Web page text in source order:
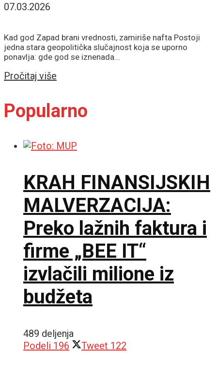
07.03.2026
Kad god Zapad brani vrednosti, zamiriše nafta Postoji
jedna stara geopolitička slučajnost koja se uporno
ponavlja: gde god se iznenada...
Pročitaj više
Popularno
KRAH FINANSIJSKIH
MALVERZACIJA:
Preko lažnih faktura i
firme „BEE IT“
izvlačili milione iz
budžeta
489 deljenja
Podeli 196 Tweet 122